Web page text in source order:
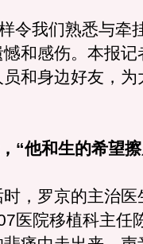
我们熟悉与牵
和感伤。本报记
和身边好友，为
“他和生的希望
罗京的主治医
医院移植科主任